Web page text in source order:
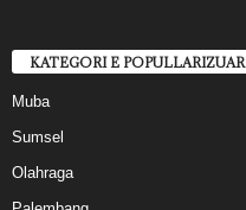
KATEGORI E POPULLARIZUAR
Muba
Sumsel
Olahraga